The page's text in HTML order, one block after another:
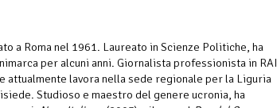
a Roma nel 1961. Laureato in Scienze Politiche, ha
per alcuni anni. Giornalista professionista in RAI
attualmente lavora nella sede regionale per la Liguria
Studioso e maestro del genere ucronia, ha